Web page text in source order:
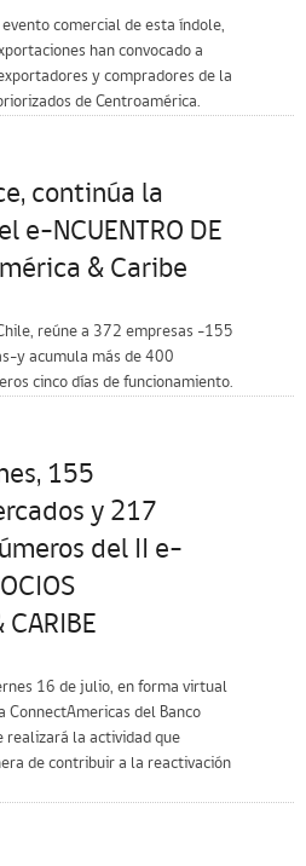
comercial de esta índole,
han convocado a
y compradores de la
de Centroamérica.
continúa la
e-NCUENTRO DE
& Caribe
reúne a 372 empresas -155
y acumula más de 400
cinco días de funcionamiento.
155
y 217
del II e-
CARIBE
16 de julio, en forma virtual
ConnectAmericas del Banco
realizará la actividad que
de contribuir a la reactivación